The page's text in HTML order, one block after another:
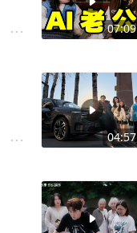
07:09
04:57